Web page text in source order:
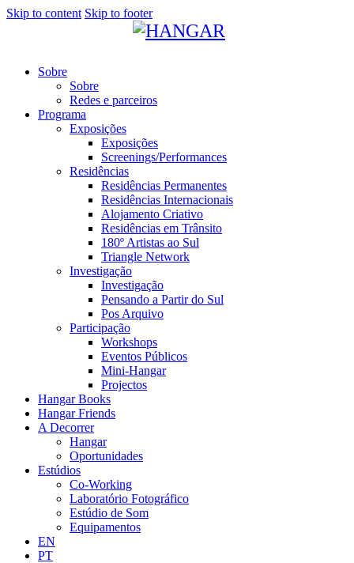
Skip to content Skip to footer
Sobre
Sobre
Redes e parceiros
Programa
Exposições
Exposições
Screenings/Performances
Residências
Residências Permanentes
Residências Internacionais
Alojamento Criativo
Residências em Trânsito
180º Artistas ao Sul
Triangle Network
Investigação
Investigação
Pensando a Partir do Sul
Pos Arquivo
Participação
Workshops
Eventos Públicos
Mini-Hangar
Projectos
Hangar Books
Hangar Friends
A Decorrer
Hangar
Oportunidades
Estúdios
Co-Working
Laboratório Fotográfico
Estúdio de Som
Equipamentos
EN
PT